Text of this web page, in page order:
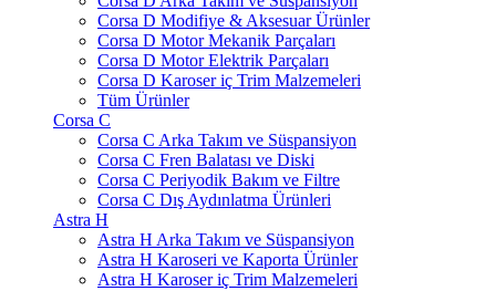
Corsa D Modifiye & Aksesuar Ürünler
Corsa D Motor Mekanik Parçaları
Corsa D Motor Elektrik Parçaları
Corsa D Karoser iç Trim Malzemeleri
Tüm Ürünler
Corsa C
Corsa C Arka Takım ve Süspansiyon
Corsa C Fren Balatası ve Diski
Corsa C Periyodik Bakım ve Filtre
Corsa C Dış Aydınlatma Ürünleri
Astra H
Astra H Arka Takım ve Süspansiyon
Astra H Karoseri ve Kaporta Ürünler
Astra H Karoser iç Trim Malzemeleri